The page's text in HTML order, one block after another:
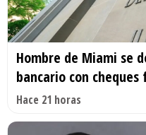
Hombre de Miami se
bancario con
Hace 21 horas